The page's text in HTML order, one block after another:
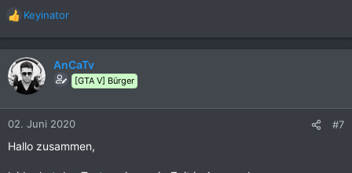
R
a
k
t
n
n
Keyinator
AnCaTv
[GTA V] Bürger
02. Juni 2020 #7
Hallo zusammen,